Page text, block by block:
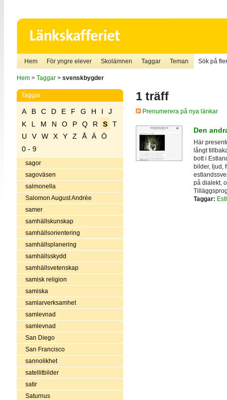
Hem För yngre elever Skolämnen Taggar Teman Sök på
Hem> Taggar> svenskbygder
Taggar
A B C D E F G H I
J
K
L M N O P Q R S
T
U
V W X Y Z Å Ä
Ö
0 - 9
sagor
sagoväsen
salmonella
Salomon August Andrée
samer
samhällskunskap
samhällsorientering
samhällsplanering
samhällsskydd
samhällsvetenskap
samisk religion
samiska
samlarverksamhet
samlevnad
samlevnad
San Diego
San Francisco
sannolikhet
satellitbilder
satir
Saturnus
1 träff
Prenumerera på nya länkar
Den
Här
långt
bott i
bilder, ljud,
på dialekt,
Taggar: